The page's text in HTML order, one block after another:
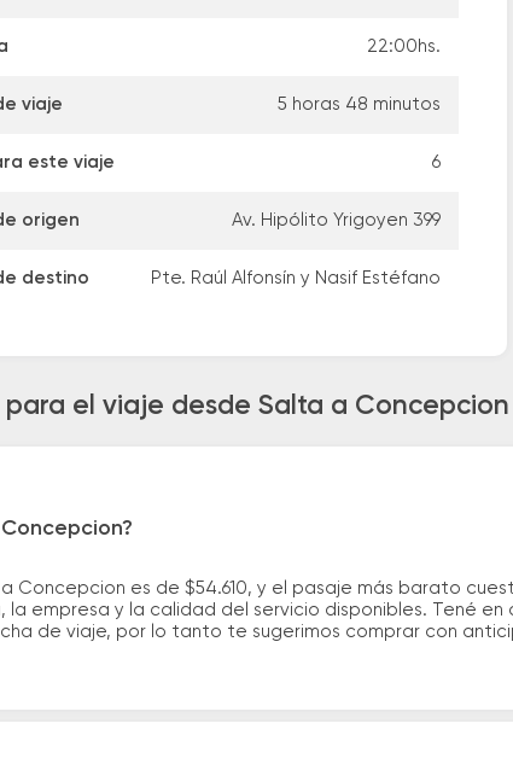
22:00hs.
viaje 5 horas 48 minutos
este viaje 6
origen Av. Hipólito Yrigoyen 399
destino Pte. Raúl Alfonsín y Nasif Estéfano
para el viaje desde Salta a Concepcion
Concepcion es de $54.610, y el pasaje más barato
empresa y la calidad del servicio disponibles. Tené en
de viaje, por lo tanto te sugerimos comprar con